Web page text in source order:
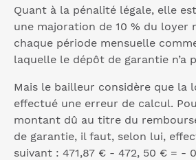
Quant à la pénalité légale, elle
une majoration de 10 % du loyer
chaque période mensuelle
laquelle le dépôt de garantie n’a
Mais le bailleur considère que la
effectué une erreur de calcul.
montant dû au titre du
de garantie, il faut, selon lui,
suivant : 471,87 € - 472, 50 € = -